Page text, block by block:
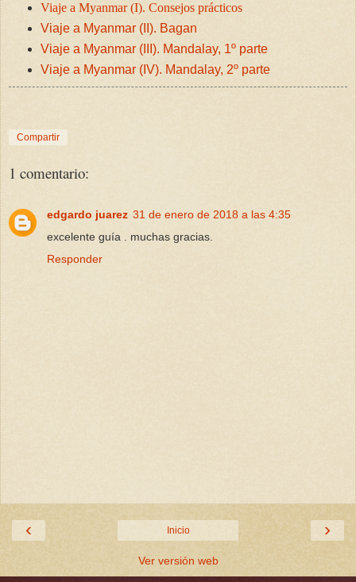
Viaje a Myanmar (I). Consejos prácticos
Viaje a Myanmar (II). Bagan
Viaje a Myanmar (III). Mandalay, 1º parte
Viaje a Myanmar (IV). Mandalay, 2º parte
Compartir
1 comentario:
edgardo juarez 31 de enero de 2018 a las 4:35
excelente guía . muchas gracias.
Responder
‹ ›
Inicio
Ver versión web